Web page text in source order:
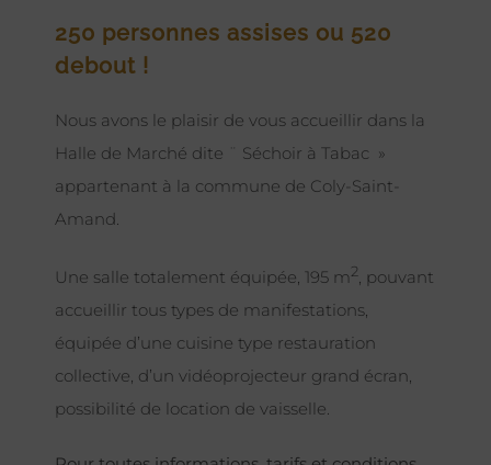
250 personnes assises ou 520
debout !
Nous avons le plaisir de vous accueillir dans la
Halle de Marché dite ¨ Séchoir à Tabac »
appartenant à la commune de Coly-Saint-
Amand.
Une salle totalement équipée, 195 m2 , pouvant
accueillir tous types de manifestations,
équipée d’une cuisine type restauration
collective, d’un vidéoprojecteur grand écran,
possibilité de location de vaisselle.